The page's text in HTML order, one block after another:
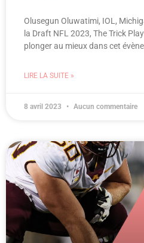
Olusegun Oluwatimi, IOL,
la Draft NFL 2023, The Trick
plonger au mieux dans cet
LIRE LA SUITE »
8 avril 2023 Aucun commentaire